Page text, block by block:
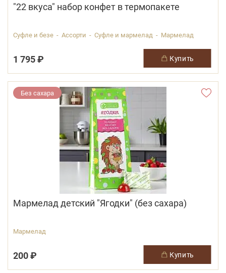
"22 вкуса" набор конфет в термопакете
Суфле и безе - Ассорти - Суфле и мармелад - Мармелад
1 795 ₽ купить
Без сахара
Мармелад детский "Ягодки" (без сахара)
Мармелад
200 ₽ купить